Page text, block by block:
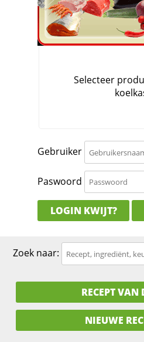
Gebruiker
Paswoord
LOGIN KWIJT?
Zoek naar:
RECEPT VAN
NIEUWE